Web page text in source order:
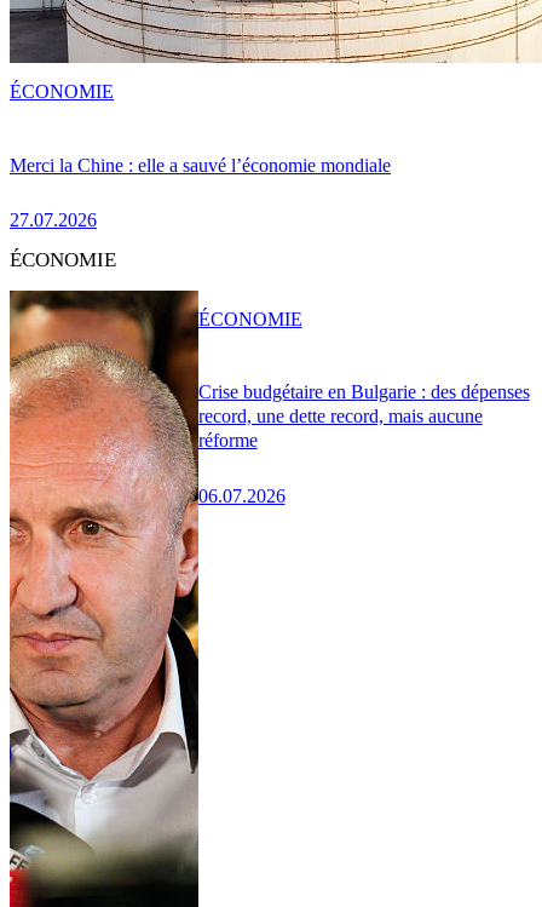
Merci la Chine : elle a sauvé l’économie mondiale
27.07.2026
ÉCONOMIE
ÉCONOMIE
Crise budgétaire en Bulgarie : des dépenses
record, une dette record, mais aucune
réforme
06.07.2026
ÉCONOMIE